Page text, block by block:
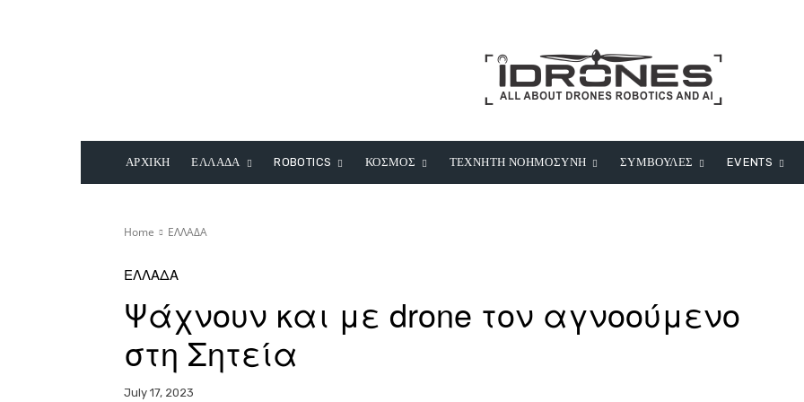
ΑΡΧΙΚΗ ΕΛΛΑΔΑ ROBOTICS ΚΟΣΜΟΣ ΤΕΧΝΗΤΗ ΝΟΗΜΟΣΥΝΗ ΣΥΜΒΟΥΛΕΣ EVENTS
Home ΕΛΛΑΔΑ
ΕΛΛΑΔΑ
Ψάχνουν και με drone τον αγνοούμενο
στη Σητεία
July 17, 2023